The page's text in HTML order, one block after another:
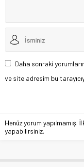
Daha sonraki
ve site adresim bu
Henüz yorum yapılmamış.
yapabilirsiniz.